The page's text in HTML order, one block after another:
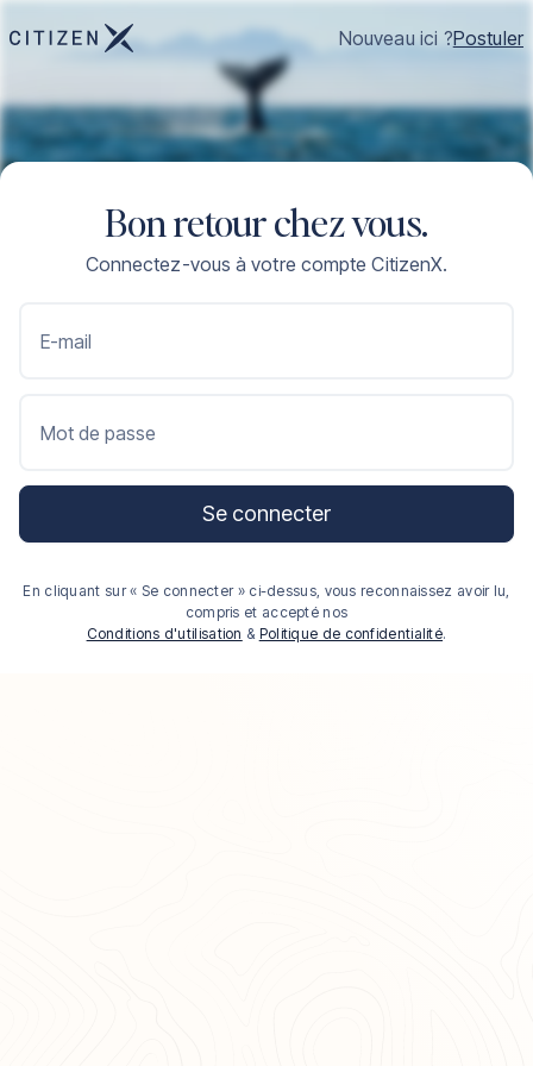
Nouveau ici ?Postuler
Bon retour chez vous.
Connectez-vous à votre compte CitizenX.
E-mail
Mot de passe
Se connecter
En cliquant sur « Se connecter » ci-dessus, vous reconnaissez avoir lu,
compris et accepté nos
Conditions d'utilisation & Politique de confidentialité.